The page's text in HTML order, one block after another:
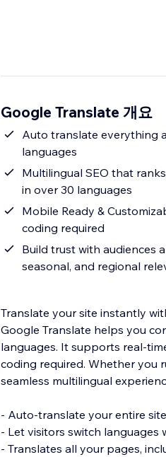
Google Translate 개요
Auto translate everything
languages
Multilingual SEO that
in over 30 languages
Mobile Ready &
coding required
Build trust with audiences
seasonal, and regional
Translate your site instantly
Google Translate helps you
languages. It supports real-
coding required. Whether you
seamless multilingual
- Auto-translate your entire
- Let visitors switch languages
- Translates all your pages,